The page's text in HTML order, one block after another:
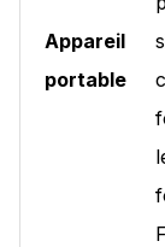
Appareil
portable